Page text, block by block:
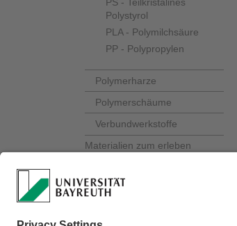
Polystyrol
PLA - Polymilchsäure
PP - Polypropylen
Polymerharze
Polymerschäume
Verbundwerkstoffe
Materialien zum erleben
Materialforschung im Dialog